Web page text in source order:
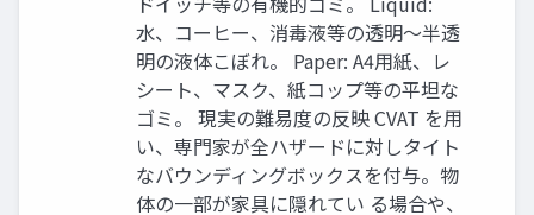
水、コーヒー、消毒液等の透明〜半透
明の液体こぼれ。 Paper: A4用紙、レ
シート、マスク、紙コップ等の平坦な
ゴミ。 現実の難易度の反映 CVAT を用
い、専門家が全ハザードに対しタイト
なバウンディングボックスを付与。物
体の一部が家具に隠れてい る場合や、